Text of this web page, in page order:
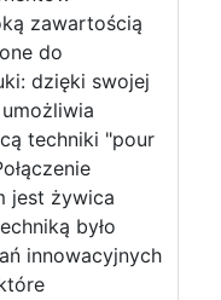
zawartością
do
dzięki swojej
techniki "pour
jest żywica
było
innowacyjnych